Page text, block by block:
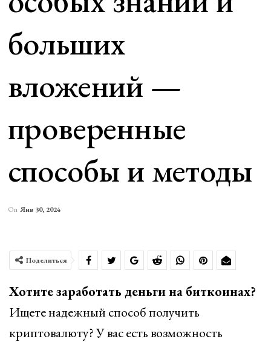
больших
вложений —
проверенные
способы и методы
On Янв 30, 2024
Поделиться
Хотите заработать деньги на биткоинах?
Ищете надежный способ получить
криптовалюту? У вас есть возможность